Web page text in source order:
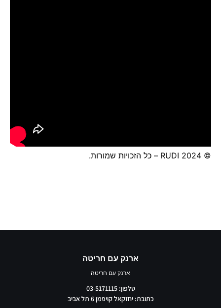
© 2024 RUDI – כל הזכויות שמורות.
ארנק עם חריטה
ארנק עם חריטה
טלפון: 03-5171115
כתובת: יחזקאל קויפמן 6 תל אביב